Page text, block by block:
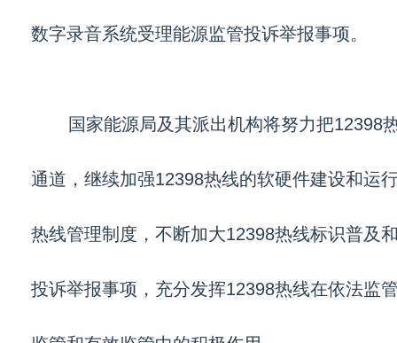
数字录音系统受理能源监管投诉举报事项。
国家能源局及其派出机构将努力把12398
通道，继续加强12398热线的软硬件建设和运
热线管理制度，不断加大12398热线标识普及
投诉举报事项，充分发挥12398热线在依法监